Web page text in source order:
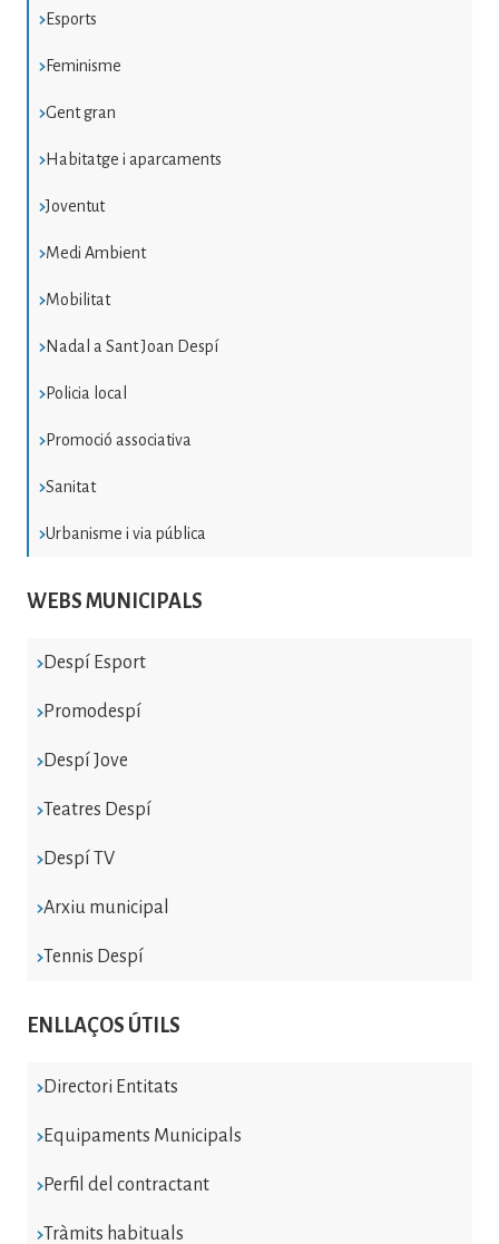
Esports
Feminisme
Gent gran
Habitatge i aparcaments
Joventut
Medi Ambient
Mobilitat
Nadal a Sant Joan Despí
Policia local
Promoció associativa
Sanitat
Urbanisme i via pública
WEBS MUNICIPALS
Despí Esport
Promodespí
Despí Jove
Teatres Despí
Despí TV
Arxiu municipal
Tennis Despí
ENLLAÇOS ÚTILS
Directori Entitats
Equipaments Municipals
Perfil del contractant
Tràmits habituals